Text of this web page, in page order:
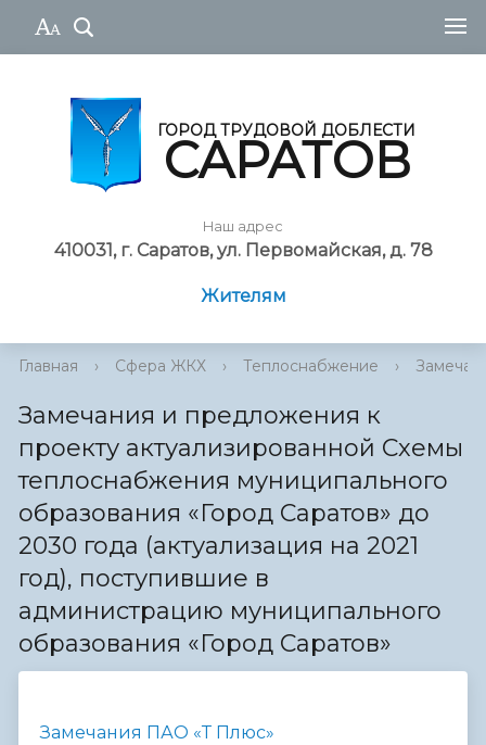
ГОРОД ТРУДОВОЙ ДОБЛЕСТИ
САРАТОВ
Наш адрес
410031, г. Саратов, ул. Первомайская, д. 78
Жителям
Главная › Сфера ЖКХ › Теплоснабжение ›
Замечания и предложения к
проекту актуализированной Схемы
теплоснабжения муниципального
образования «Город Саратов» до
2030 года (актуализация на 2021
год), поступившие в
администрацию муниципального
образования «Город Саратов»
Замечания ПАО «Т Плюс»